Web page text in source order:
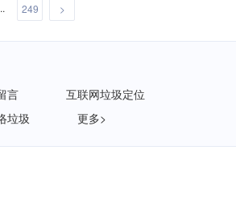
249 >
言
互联网垃圾定位
垃圾 更多>